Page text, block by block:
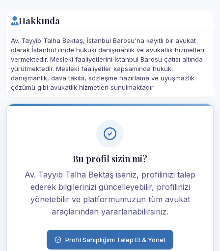
Hakkında
Av. Tayyib Talha Bektaş, İstanbul Barosu'na kayıtlı bir avukat
olarak İstanbul ilinde hukuki danışmanlık ve avukatlık hizmetleri
vermektedir. Mesleki faaliyetlerini İstanbul Barosu çatısı altında
yürütmektedir. Mesleki faaliyetler kapsamında hukuki
danışmanlık, dava takibi, sözleşme hazırlama ve uyuşmazlık
çözümü gibi avukatlık hizmetleri sunulmaktadır.
Bu profil sizin mi?
Av. Tayyib Talha Bektaş iseniz, profilinizi talep
ederek bilgilerinizi güncelleyebilir, profilinizi
yönetebilir ve platformumuzun tüm avukat
araçlarından yararlanabilirsiniz.
Profil Sahipliğimi Talep Et & Yönet